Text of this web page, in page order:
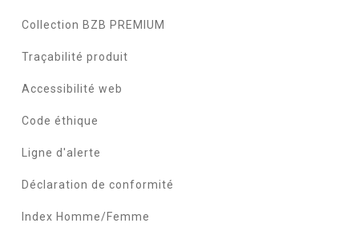
Collection BZB PREMIUM
Traçabilité produit
Accessibilité web
Code éthique
Ligne d'alerte
Déclaration de conformité
Index Homme/Femme